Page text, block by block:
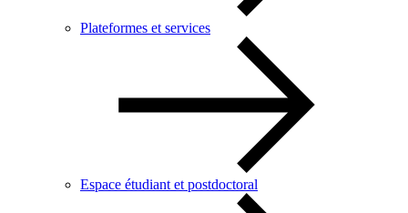
Plateformes et services
Espace étudiant et postdoctoral